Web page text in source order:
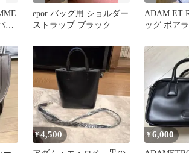
epor バッグ用 ショルダー
ストラップ ブラック
ADAM ET
ッグ ボア
¥4,500 ¥6,000